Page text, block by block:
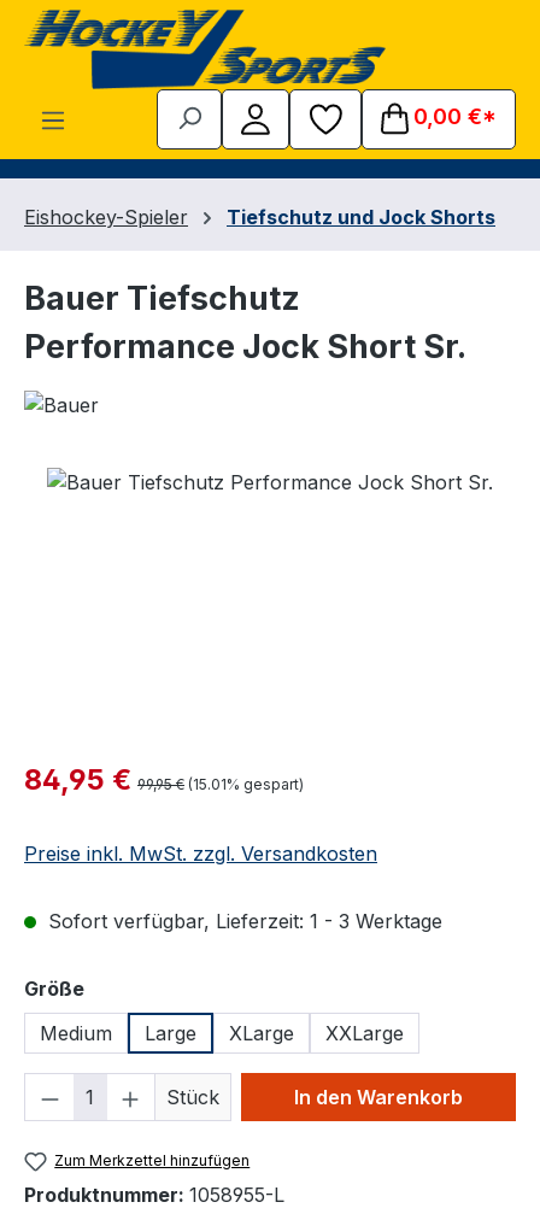
Zum Hauptinhalt springen
0,00 €*
Eishockey-Spieler Tiefschutz und Jock Shorts
Bauer Tiefschutz
Performance Jock Short Sr.
Bildergalerie überspringen
Verkaufspreis:
84,95 € Regulärer Preis:
99,95 € (15.01% gespart)
Preise inkl. MwSt. zzgl. Versandkosten
Sofort verfügbar, Lieferzeit: 1 - 3 Werktage
Größeauswählen
Medium
Large XLarge XXLarge
Produkt Anzahl: Gib den
Stück In den Warenkorb
Zum Merkzettel hinzufügen
Produktnummer: 1058955-L